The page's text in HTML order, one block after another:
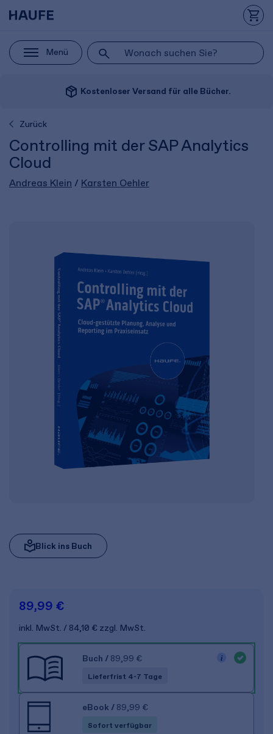
Menü
package_2 Kostenloser Versand für alle Bücher.
Zurück
Controlling mit der SAP Analytics
Cloud
Andreas Klein / Karsten Oehler
Blick ins Buch
89,99 €
inkl. MwSt. 84,10 € zzgl. MwSt.
Buch / 89,99 €
Lieferfrist 4-7 Tage
eBook / 89,99 €
Sofort verfügbar